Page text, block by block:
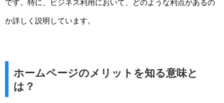
です。特に、ビジネス利用において、どのような利点があるの
か詳しく説明しています。
ホームページのメリットを知る意味と
は？